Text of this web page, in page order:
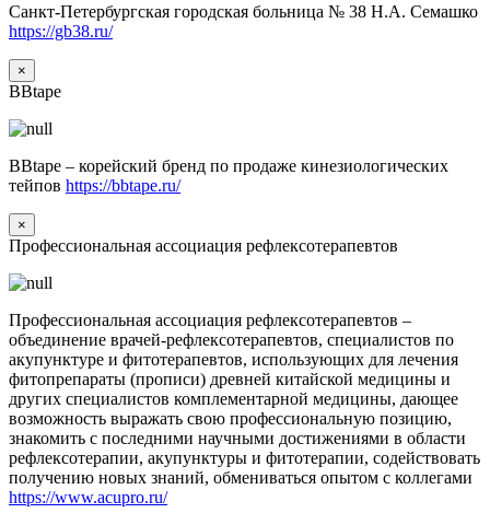
Санкт-Петербургская городская больница № 38 Н.А. Семашко
https://gb38.ru/
×
BBtape
BBtape – корейский бренд по продаже кинезиологических
тейпов https://bbtape.ru/
×
Профессиональная ассоциация рефлексотерапевтов
Профессиональная ассоциация рефлексотерапевтов –
объединение врачей-рефлексотерапевтов, специалистов по
акупунктуре и фитотерапевтов, использующих для лечения
фитопрепараты (прописи) древней китайской медицины и
других специалистов комплементарной медицины, дающее
возможность выражать свою профессиональную позицию,
знакомить с последними научными достижениями в области
рефлексотерапии, акупунктуры и фитотерапии, содействовать
получению новых знаний, обмениваться опытом с коллегами
https://www.acupro.ru/